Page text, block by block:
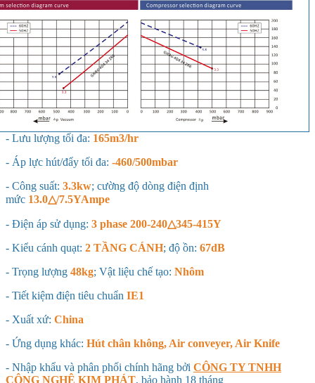
- Lưu lượng tối đa: 165m3/hr
- Áp lực hút/đẩy tối đa: -460/500mbar
- Công suất: 3.3kw; cường độ dòng điện định
mức 13.0△/7.5YAmpe
- Điện áp sử dụng: 3 phase 200-240△345-415Y
- Kiểu cánh quạt: 2 TẦNG CÁNH; độ ồn: 67dB
- Trọng lượng 48kg; Vật liệu chế tạo: Nhôm
- Tiết kiệm điện tiêu chuẩn IE1
- Xuất xứ: China
- Ứng dụng khác: Hút chân không, Air conveyer, Air Knife
- Nhập khẩu và phân phối chính hãng bởi CÔNG TY TNHH
CÔNG NGHỆ KIM PHÁT, bảo hành 18 tháng